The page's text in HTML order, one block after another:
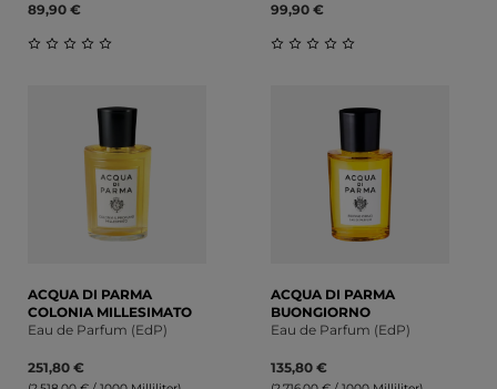
89,90 € 99,90 €
ACQUA DI PARMA
COLONIA MILLESIMATO
Eau de Parfum (EdP)
251,80 €
ACQUA DI PARMA
BUONGIORNO
Eau de Parfum (EdP)
135,80 €